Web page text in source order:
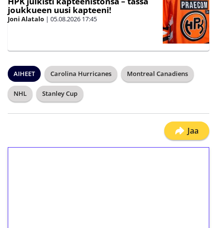
joukkueen uusi kapteeni!
Joni Alatalo | 05.08.2026 17:45
AIHEET Carolina Hurricanes Montreal Canadiens
NHL Stanley Cup
Jaa